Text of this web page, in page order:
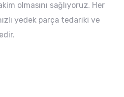
olmasını sağlıyoruz. Her
yedek parça tedariki ve